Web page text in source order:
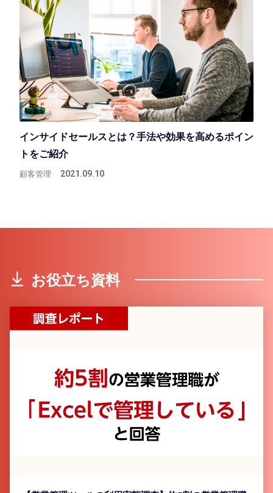
インサイドセールスとは？手法や効果を高めるポイン
トをご紹介
顧客管理 2021.09.10
お役立ち資料